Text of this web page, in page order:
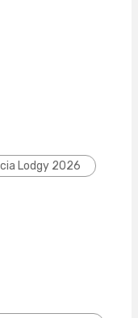
Lodgy 2026